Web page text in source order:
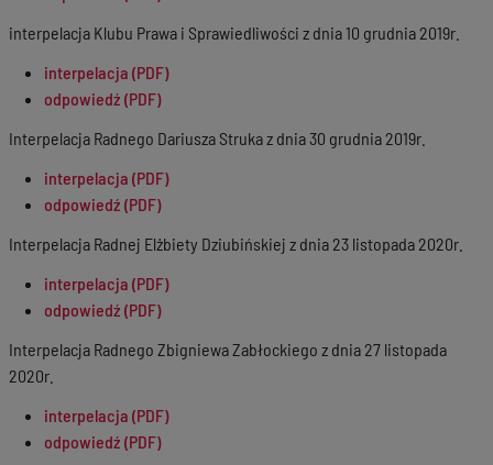
interpelacja Klubu Prawa i Sprawiedliwości z dnia 10 grudnia 2019r.
interpelacja (PDF)
odpowiedź (PDF)
Interpelacja Radnego Dariusza Struka z dnia 30 grudnia 2019r.
interpelacja (PDF)
odpowiedź (PDF)
Interpelacja Radnej Elżbiety Dziubińskiej z dnia 23 listopada 2020r.
interpelacja (PDF)
odpowiedź (PDF)
Interpelacja Radnego Zbigniewa Zabłockiego z dnia 27 listopada
2020r.
interpelacja (PDF)
odpowiedź (PDF)